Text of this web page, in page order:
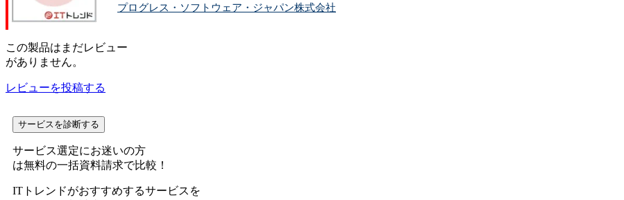
プログレス・ソフトウェア・ジャパン株式会社
この製品はまだレビュー
がありません。
レビューを投稿する
サービスを診断する
サービス選定にお迷いの方
は無料の一括資料請求で比較！
ITトレンドがおすすめするサービスを